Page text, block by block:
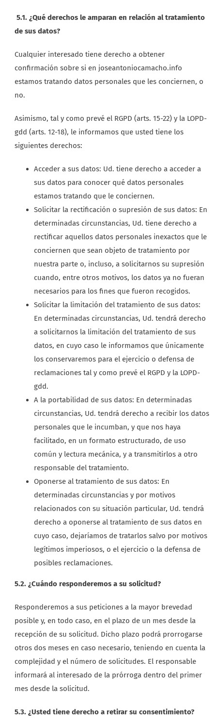
5.1. ¿Qué derechos le amparan en relación al tratamiento
de sus datos?
Cualquier interesado tiene derecho a obtener
confirmación sobre si en joseantoniocamacho.info
estamos tratando datos personales que les conciernen, o
no.
Asimismo, tal y como prevé el RGPD (arts. 15-22) y la LOPD-
gdd (arts. 12-18), le informamos que usted tiene los
siguientes derechos:
Acceder a sus datos: Ud. tiene derecho a acceder a
sus datos para conocer qué datos personales
estamos tratando que le conciernen.
Solicitar la rectificación o supresión de sus datos: En
determinadas circunstancias, Ud. tiene derecho a
rectificar aquellos datos personales inexactos que le
conciernen que sean objeto de tratamiento por
nuestra parte o, incluso, a solicitarnos su supresión
cuando, entre otros motivos, los datos ya no fueran
necesarios para los fines que fueron recogidos.
Solicitar la limitación del tratamiento de sus datos:
En determinadas circunstancias, Ud. tendrá derecho
a solicitarnos la limitación del tratamiento de sus
datos, en cuyo caso le informamos que únicamente
los conservaremos para el ejercicio o defensa de
reclamaciones tal y como prevé el RGPD y la LOPD-
gdd.
A la portabilidad de sus datos: En determinadas
circunstancias, Ud. tendrá derecho a recibir los datos
personales que le incumban, y que nos haya
facilitado, en un formato estructurado, de uso
común y lectura mecánica, y a transmitirlos a otro
responsable del tratamiento.
Oponerse al tratamiento de sus datos: En
determinadas circunstancias y por motivos
relacionados con su situación particular, Ud. tendrá
derecho a oponerse al tratamiento de sus datos en
cuyo caso, dejaríamos de tratarlos salvo por motivos
legítimos imperiosos, o el ejercicio o la defensa de
posibles reclamaciones.
5.2. ¿Cuándo responderemos a su solicitud?
Responderemos a sus peticiones a la mayor brevedad
posible y, en todo caso, en el plazo de un mes desde la
recepción de su solicitud. Dicho plazo podrá prorrogarse
otros dos meses en caso necesario, teniendo en cuenta la
complejidad y el número de solicitudes. El responsable
informará al interesado de la prórroga dentro del primer
mes desde la solicitud.
5.3. ¿Usted tiene derecho a retirar su consentimiento?